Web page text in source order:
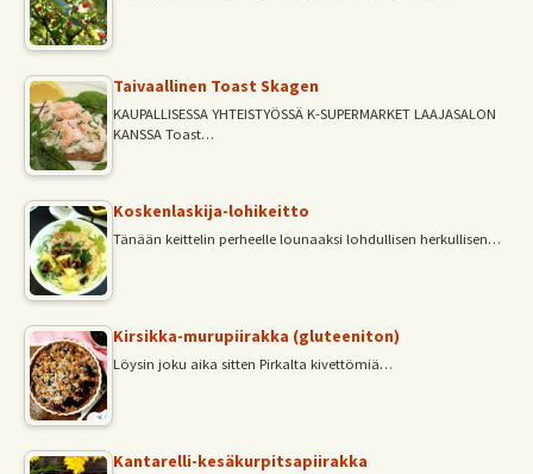
Taivaallinen Toast Skagen
KAUPALLISESSA YHTEISTYÖSSÄ K-SUPERMARKET LAAJASALON
KANSSA Toast…
Koskenlaskija-lohikeitto
Tänään keittelin perheelle lounaaksi lohdullisen herkullisen…
Kirsikka-murupiirakka (gluteeniton)
Löysin joku aika sitten Pirkalta kivettömiä…
Kantarelli-kesäkurpitsapiirakka